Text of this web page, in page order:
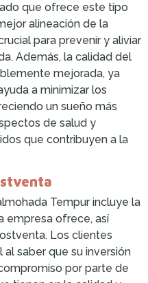
que ofrece este tipo
alineación de la
para prevenir y aliviar
Además, la calidad del
mejorada, ya
a minimizar los
un sueño más
de salud y
que contribuyen a la
Tempur incluye la
empresa ofrece, así
Los clientes
al saber que su inversión
por parte de